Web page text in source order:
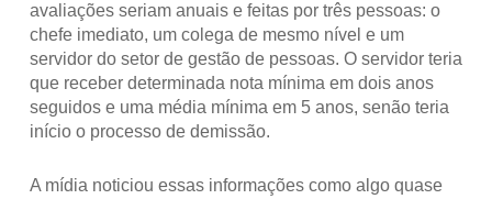
avaliações seriam anuais e feitas por três pessoas: o
chefe imediato, um colega de mesmo nível e um
servidor do setor de gestão de pessoas. O servidor teria
que receber determinada nota mínima em dois anos
seguidos e uma média mínima em 5 anos, senão teria
início o processo de demissão.
A mídia noticiou essas informações como algo quase